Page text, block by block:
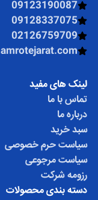
09123190087
09128337075
02126759709
لینک های مفید
تماس با ما
درباره ما
سبد خرید
سیاست حرم خصوصی
سیاست مرجوعی
رزومه شرکت
دسته بندی محصولات